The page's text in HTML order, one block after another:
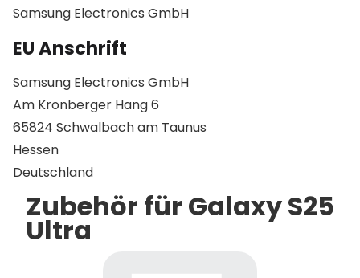
Samsung Electronics GmbH
EU Anschrift
Samsung Electronics GmbH
Am Kronberger Hang 6
65824 Schwalbach am Taunus
Hessen
Deutschland
Zubehör für Galaxy S25
Ultra